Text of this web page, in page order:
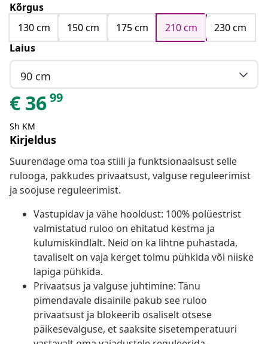
Kõrgus
130 cm
150 cm 175 cm 210 cm
230 cm
Laius
90 cm
€ 3699
Sh KM
Kirjeldus
Suurendage oma toa stiili ja funktsionaalsust selle
rulooga, pakkudes privaatsust, valguse reguleerimist
ja soojuse reguleerimist.
Vastupidav ja vähe hooldust: 100% polüestrist
valmistatud ruloo on ehitatud kestma ja
kulumiskindlalt. Neid on ka lihtne puhastada,
tavaliselt on vaja kerget tolmu pühkida või niiske
lapiga pühkida.
Privaatsus ja valguse juhtimine: Tänu
pimendavale disainile pakub see ruloo
privaatsust ja blokeerib osaliselt otsese
päikesevalguse, et saaksite sisetemperatuuri